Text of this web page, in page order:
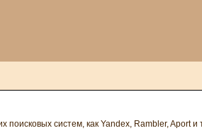
поисковых систем, как Yandex, Rambler, Aport и